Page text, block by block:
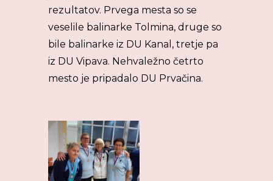
rezultatov. Prvega mesta so se
veselile balinarke Tolmina, druge so
bile balinarke iz DU Kanal, tretje pa
iz DU Vipava. Nehvaležno četrto
mesto je pripadalo DU Prvačina.